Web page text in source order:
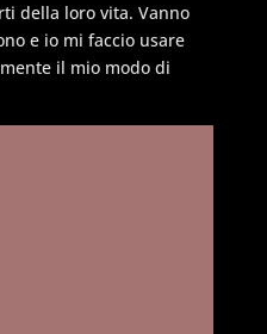
della loro vita. Vanno
e io mi faccio usare
il mio modo di